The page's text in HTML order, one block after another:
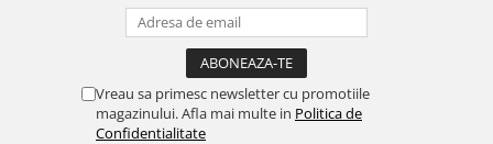
Vreau sa primesc newsletter cu promotiile
magazinului. Afla mai multe in Politica de
Confidentialitate